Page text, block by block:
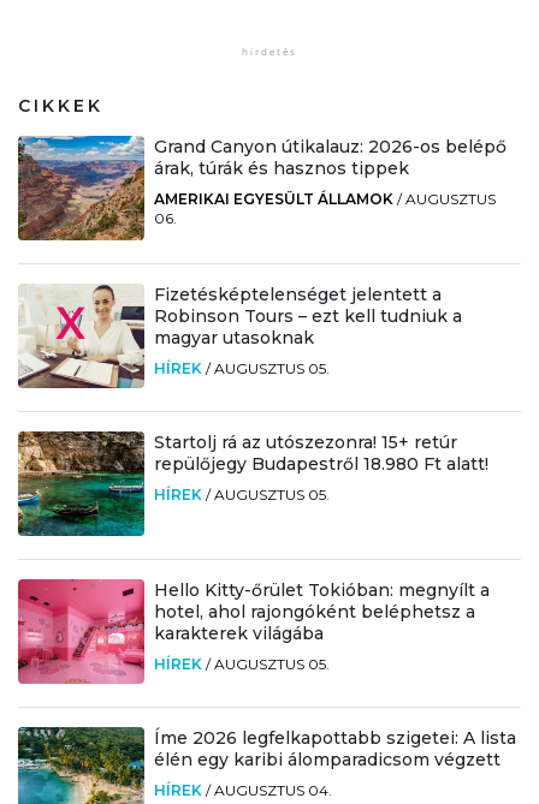
CIKKEK
Grand Canyon útikalauz: 2026-os belépő
árak, túrák és hasznos tippek
AMERIKAI EGYESÜLT ÁLLAMOK /AUGUSZTUS
06.
Fizetésképtelenséget jelentett a
Robinson Tours – ezt kell tudniuk a
magyar utasoknak
HÍREK /AUGUSZTUS 05.
Startolj rá az utószezonra! 15+ retúr
repülőjegy Budapestről 18.980 Ft alatt!
HÍREK /AUGUSZTUS 05.
Hello Kitty-őrület Tokióban: megnyílt a
hotel, ahol rajongóként beléphetsz a
karakterek világába
HÍREK /AUGUSZTUS 05.
Íme 2026 legfelkapottabb szigetei: A lista
élén egy karibi álomparadicsom végzett
HÍREK /AUGUSZTUS 04.